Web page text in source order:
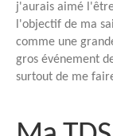
j'aurais aimé
l'objectif de ma
comme une
gros événement
surtout de me